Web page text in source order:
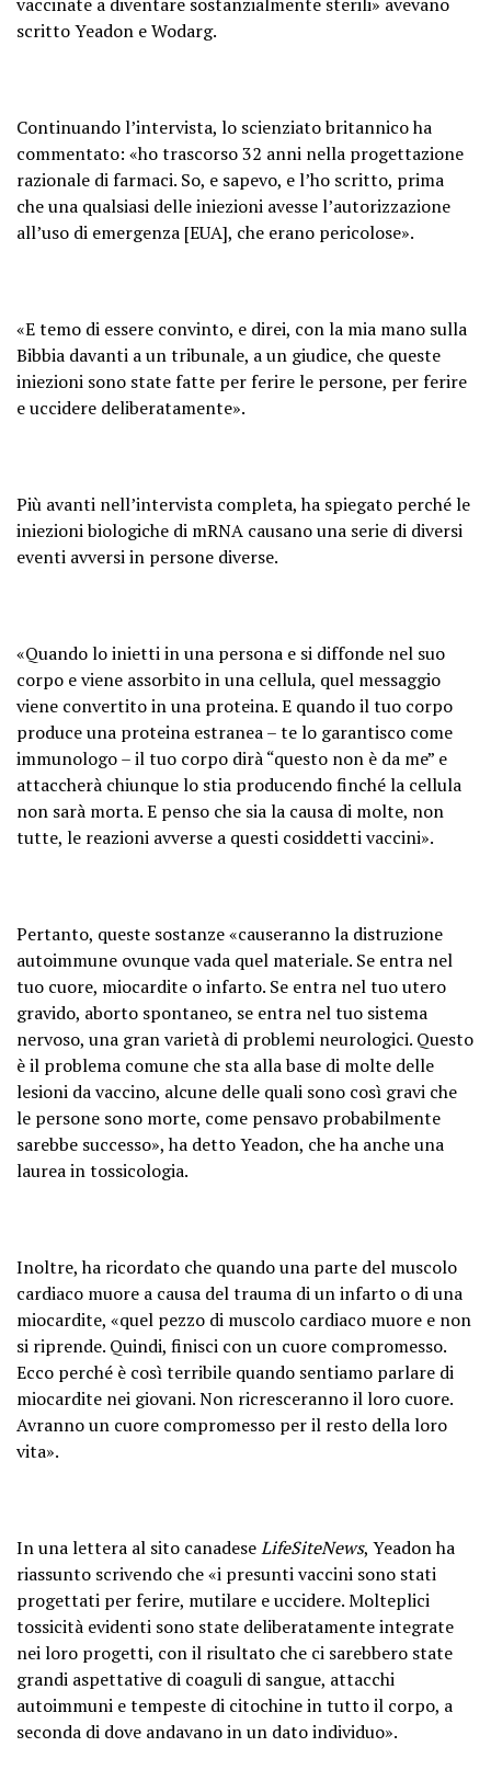
scritto Yeadon e Wodarg.
Continuando l’intervista, lo scienziato britannico ha
commentato: «ho trascorso 32 anni nella progettazione
razionale di farmaci. So, e sapevo, e l’ho scritto, prima
che una qualsiasi delle iniezioni avesse l’autorizzazione
all’uso di emergenza [EUA], che erano pericolose».
«E temo di essere convinto, e direi, con la mia mano sulla
Bibbia davanti a un tribunale, a un giudice, che queste
iniezioni sono state fatte per ferire le persone, per ferire
e uccidere deliberatamente».
Più avanti nell’intervista completa, ha spiegato perché le
iniezioni biologiche di mRNA causano una serie di diversi
eventi avversi in persone diverse.
«Quando lo inietti in una persona e si diffonde nel suo
corpo e viene assorbito in una cellula, quel messaggio
viene convertito in una proteina. E quando il tuo corpo
produce una proteina estranea – te lo garantisco come
immunologo – il tuo corpo dirà “questo non è da me” e
attaccherà chiunque lo stia producendo finché la cellula
non sarà morta. E penso che sia la causa di molte, non
tutte, le reazioni avverse a questi cosiddetti vaccini».
Pertanto, queste sostanze «causeranno la distruzione
autoimmune ovunque vada quel materiale. Se entra nel
tuo cuore, miocardite o infarto. Se entra nel tuo utero
gravido, aborto spontaneo, se entra nel tuo sistema
nervoso, una gran varietà di problemi neurologici. Questo
è il problema comune che sta alla base di molte delle
lesioni da vaccino, alcune delle quali sono così gravi che
le persone sono morte, come pensavo probabilmente
sarebbe successo», ha detto Yeadon, che ha anche una
laurea in tossicologia.
Inoltre, ha ricordato che quando una parte del muscolo
cardiaco muore a causa del trauma di un infarto o di una
miocardite, «quel pezzo di muscolo cardiaco muore e non
si riprende. Quindi, finisci con un cuore compromesso.
Ecco perché è così terribile quando sentiamo parlare di
miocardite nei giovani. Non ricresceranno il loro cuore.
Avranno un cuore compromesso per il resto della loro
vita».
In una lettera al sito canadeseLifeSiteNews, Yeadon ha
riassunto scrivendo che «i presunti vaccini sono stati
progettati per ferire, mutilare e uccidere. Molteplici
tossicità evidenti sono state deliberatamente integrate
nei loro progetti, con il risultato che ci sarebbero state
grandi aspettative di coaguli di sangue, attacchi
autoimmuni e tempeste di citochine in tutto il corpo, a
seconda di dove andavano in un dato individuo».